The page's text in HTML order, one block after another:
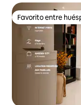
Favorito entre
Favorito entre